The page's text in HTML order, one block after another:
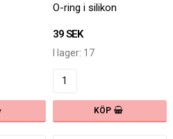
O-ring i silikon
39 SEK
I lager: 17
KÖP